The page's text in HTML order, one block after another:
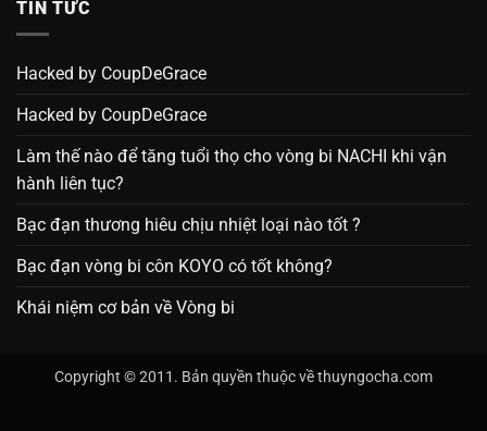
TIN TỨC
Hacked by CoupDeGrace
Hacked by CoupDeGrace
Làm thế nào để tăng tuổi thọ cho vòng bi NACHI khi vận
hành liên tục?
Bạc đạn thương hiêu chịu nhiệt loại nào tốt ?
Bạc đạn vòng bi côn KOYO có tốt không?
Khái niệm cơ bản về Vòng bi
Copyright © 2011. Bản quyền thuộc về thuyngocha.com